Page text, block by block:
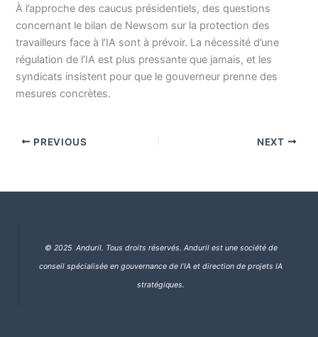
À l’approche des caucus présidentiels, des questions
concernant le bilan de Newsom sur la protection des
travailleurs face à l’IA sont à prévoir. La nécessité d’une
régulation de l’IA est plus pressante que jamais, et les
syndicats insistent pour que le gouverneur prenne des
mesures concrètes.
PREVIOUS NEXT
© 2025 Anduril. Tous droits réservés. Anduril est une société de
conseil spécialisée en gouvernance de l’IA et direction de projets IA
stratégiques.